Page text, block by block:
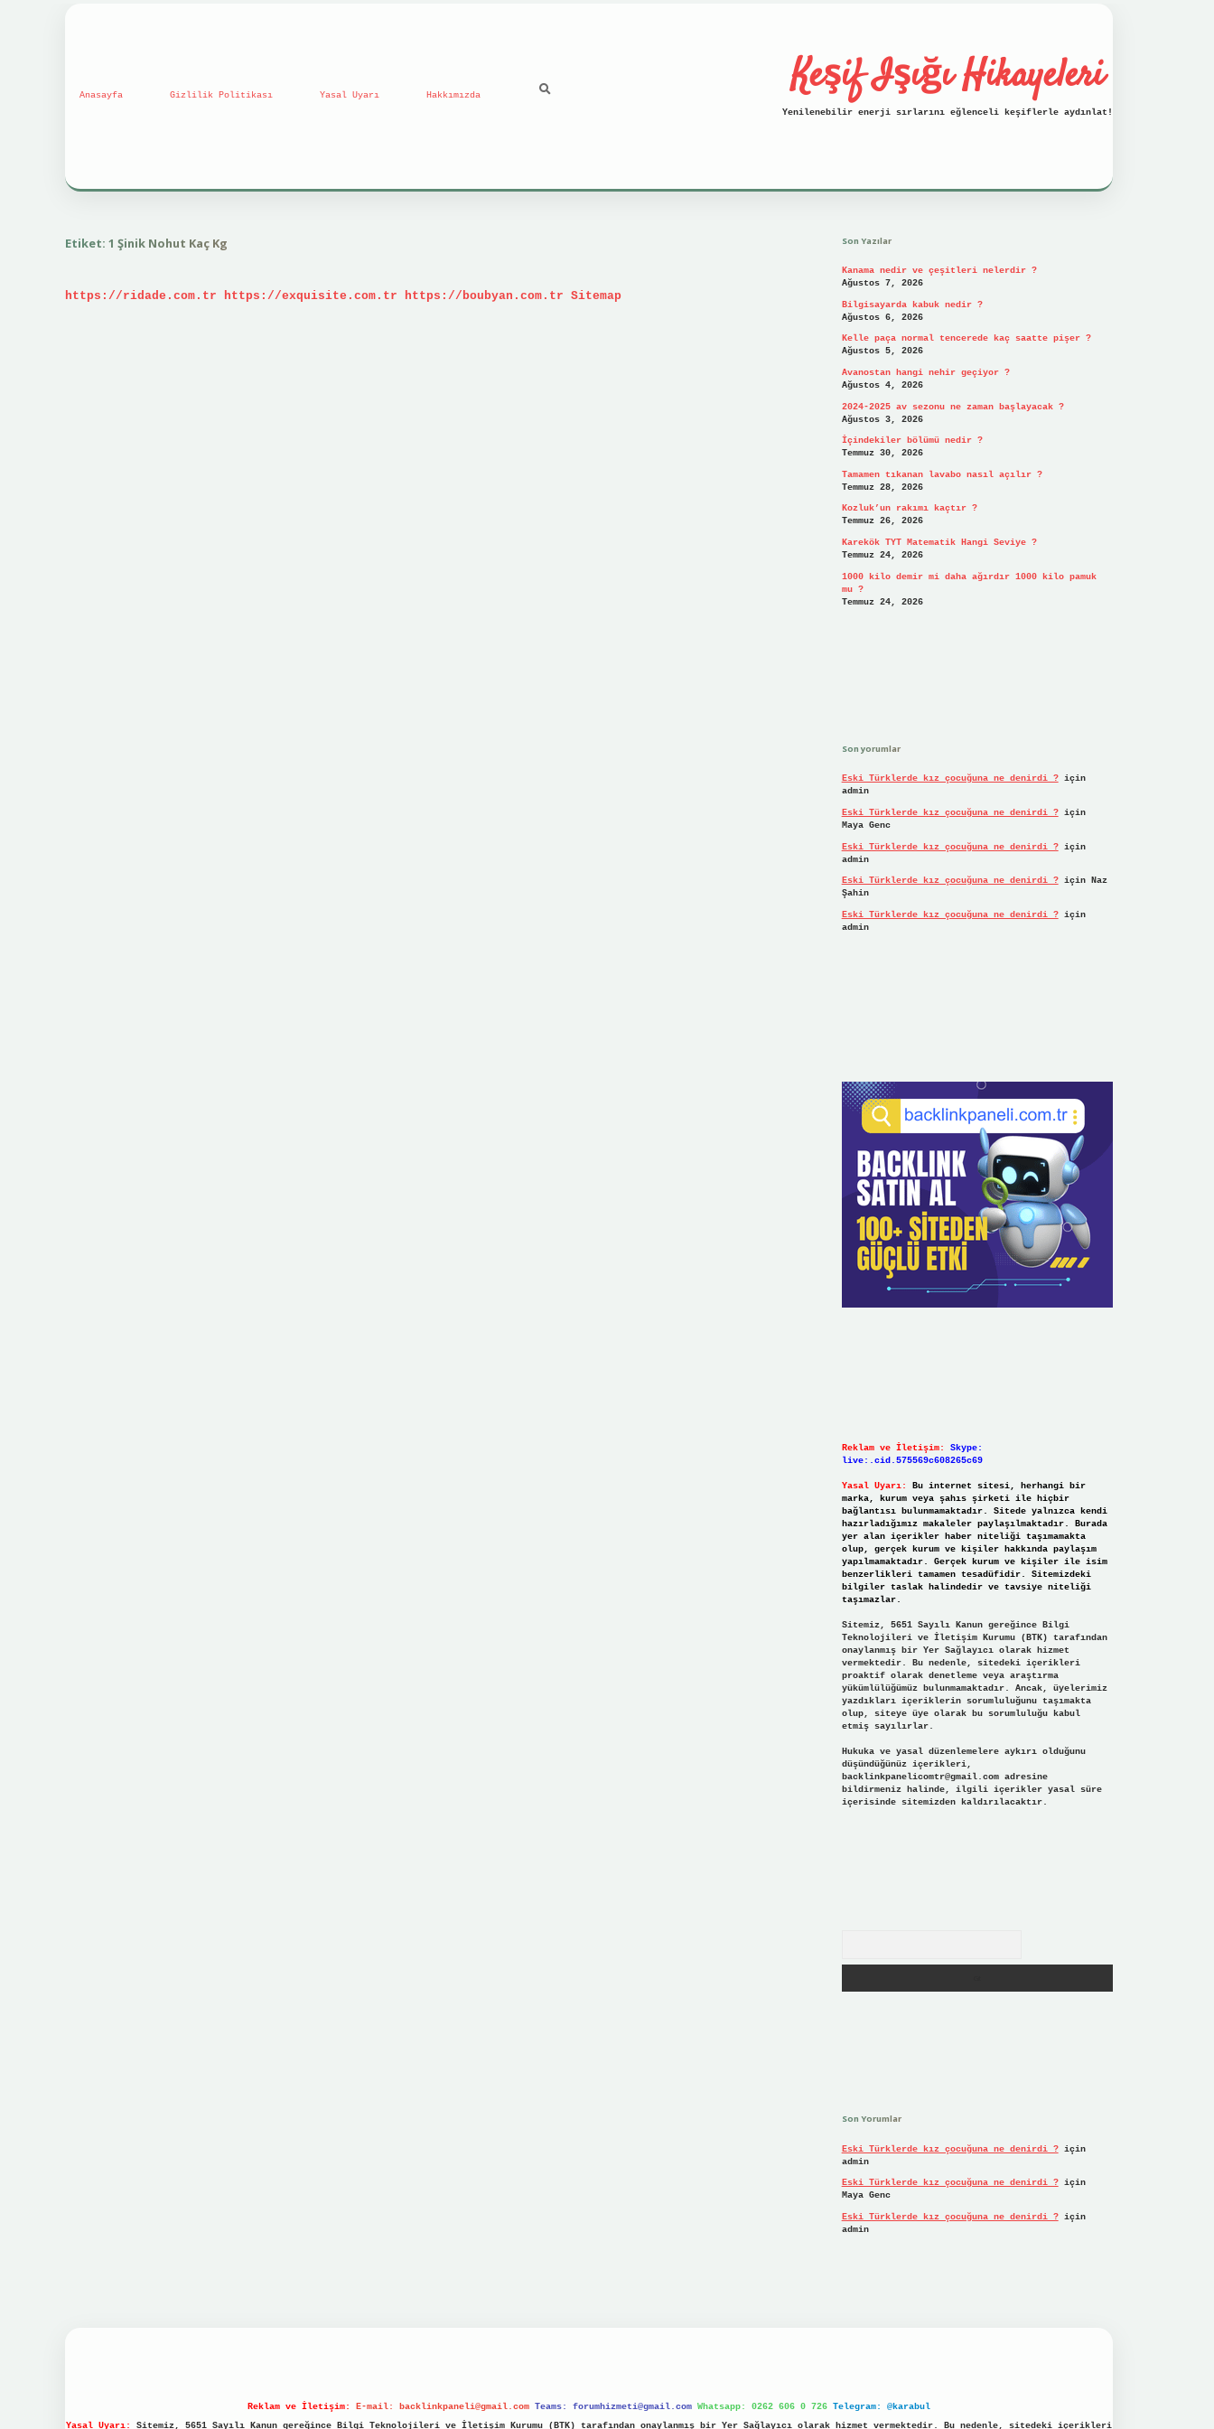
Anasayfa Gizlilik Politikası Yasal Uyarı Hakkımızda Keşif Işığı Hikayeleri
Yenilenebilir enerji sırlarını eğlenceli keşiflerle aydınlat!
Etiket: 1 Şinik Nohut Kaç Kg
https://ridade.com.tr https://exquisite.com.tr https://boubyan.com.tr Sitemap
Son Yazılar
Kanama nedir ve çeşitleri nelerdir ?
Ağustos 7, 2026
Bilgisayarda kabuk nedir ?
Ağustos 6, 2026
Kelle paça normal tencerede kaç saatte pişer ?
Ağustos 5, 2026
Avanostan hangi nehir geçiyor ?
Ağustos 4, 2026
2024-2025 av sezonu ne zaman başlayacak ?
Ağustos 3, 2026
İçindekiler bölümü nedir ?
Temmuz 30, 2026
Tamamen tıkanan lavabo nasıl açılır ?
Temmuz 28, 2026
Kozluk’un rakımı kaçtır ?
Temmuz 26, 2026
Karekök TYT Matematik Hangi Seviye ?
Temmuz 24, 2026
1000 kilo demir mi daha ağırdır 1000 kilo pamuk
mu ?
Temmuz 24, 2026
Son yorumlar
Eski Türklerde kız çocuğuna ne denirdi ?için
admin
Eski Türklerde kız çocuğuna ne denirdi ?için
Maya Genc
Eski Türklerde kız çocuğuna ne denirdi ?için
admin
Eski Türklerde kız çocuğuna ne denirdi ?için Naz
Şahin
Eski Türklerde kız çocuğuna ne denirdi ?için
admin
Reklam ve İletişim:
Skype:
live:.cid.575569c608265c69
Yasal Uyarı:
Bu internet sitesi, herhangi bir
marka, kurum veya şahıs şirketi ile hiçbir
bağlantısı bulunmamaktadır. Sitede yalnızca kendi
hazırladığımız makaleler paylaşılmaktadır. Burada
yer alan içerikler haber niteliği taşımamakta
olup, gerçek kurum ve kişiler hakkında paylaşım
yapılmamaktadır. Gerçek kurum ve kişiler ile isim
benzerlikleri tamamen tesadüfidir. Sitemizdeki
bilgiler taslak halindedir ve tavsiye niteliği
taşımazlar.
Sitemiz, 5651 Sayılı Kanun gereğince Bilgi
Teknolojileri ve İletişim Kurumu (BTK) tarafından
onaylanmış bir Yer Sağlayıcı olarak hizmet
vermektedir. Bu nedenle, sitedeki içerikleri
proaktif olarak denetleme veya araştırma
yükümlülüğümüz bulunmamaktadır. Ancak, üyelerimiz
yazdıkları içeriklerin sorumluluğunu taşımakta
olup, siteye üye olarak bu sorumluluğu kabul
etmiş sayılırlar.
Hukuka ve yasal düzenlemelere aykırı olduğunu
düşündüğünüz içerikleri,
backlinkpanelicomtr@gmail.comadresine
bildirmeniz halinde, ilgili içerikler yasal süre
içerisinde sitemizden kaldırılacaktır.
Son Yorumlar
Eski Türklerde kız çocuğuna ne denirdi ?için
admin
Eski Türklerde kız çocuğuna ne denirdi ?için
Maya Genc
Eski Türklerde kız çocuğuna ne denirdi ?için
admin
Reklam ve İletişim: E-mail: backlinkpaneli@gmail.com Teams: forumhizmeti@gmail.com Whatsapp: 0262 606 0 726
Telegram: @karabul
Yasal Uyarı:
Sitemiz, 5651 Sayılı Kanun gereğince Bilgi Teknolojileri ve İletişim Kurumu (BTK) tarafından onaylanmış bir Yer Sağlayıcı olarak hizmet vermektedir. Bu nedenle, sitedeki içerikleri